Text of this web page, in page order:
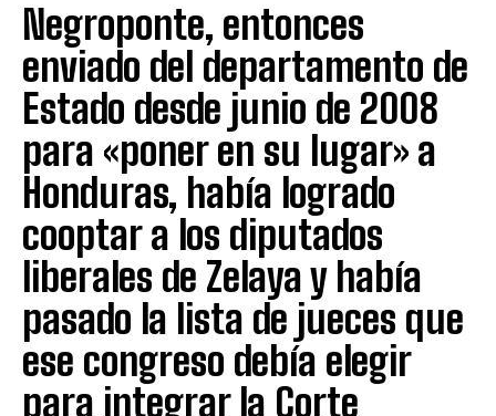
Negroponte, entonces
enviado del departamento de
Estado desde junio de 2008
para «poner en su lugar» a
Honduras, había logrado
cooptar a los diputados
liberales de Zelaya y había
pasado la lista de jueces que
ese congreso debía elegir
para integrar la Corte